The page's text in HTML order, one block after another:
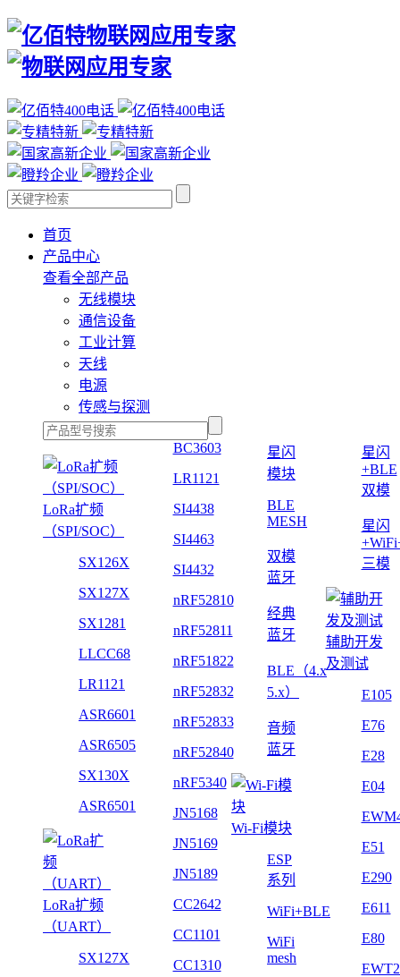
首页
产品中心
查看全部产品
无线模块
通信设备
工业计算
天线
电源
传感与探测
LoRa扩频
（SPI/SOC）
SX126X
SX127X
SX1281
LLCC68
LR1121
ASR6601
ASR6505
SX130X
ASR6501
LoRa扩频
（UART）
SX127X
BC3603
LR1121
SI4438
SI4463
SI4432
nRF52810
nRF52811
nRF51822
nRF52832
nRF52833
nRF52840
nRF5340
JN5168
JN5169
JN5189
CC2642
CC1101
CC1310
星闪
模块
BLE
MESH
双模
蓝牙
经典
蓝牙
BLE（4.x
5.x）
音频
蓝牙
Wi-Fi模块
ESP
系列
WiFi+BLE
WiFi
mesh
星闪
+BLE
双模
星闪
三模
辅助开发
及测试
E105
E76
E28
E04
E51
E290
E611
E80